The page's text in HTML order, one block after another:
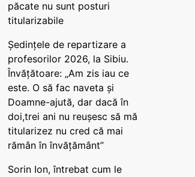
păcate nu sunt posturi
titularizabile
Ședințele de repartizare a
profesorilor 2026, la Sibiu.
Învățătoare: „Am zis iau ce
este. O să fac naveta și
Doamne-ajută, dar dacă în
doi,trei ani nu reușesc să mă
titularizez nu cred că mai
rămân în învățământ”
Sorin Ion, întrebat cum le